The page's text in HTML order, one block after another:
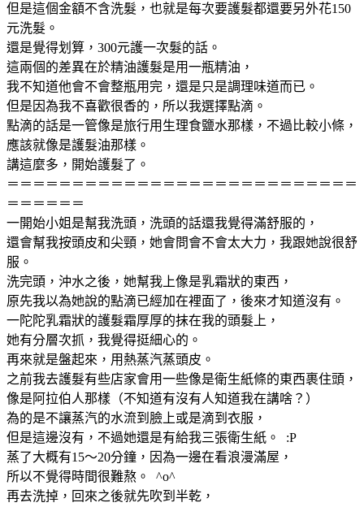
但是這個金額不含洗髮，也就是每次要護髮都還要另外花150
元洗髮。
還是覺得划算，300元護一次髮的話。
這兩個的差異在於精油護髮是用一瓶精油，
我不知道他會不會整瓶用完，還是只是調理味道而已。
但是因為我不喜歡很香的，所以我選擇點滴。
點滴的話是一管像是旅行用生理食鹽水那樣，不過比較小條，
應該就像是護髮油那樣。
講這麼多，開始護髮了。
＝＝＝＝＝＝＝＝＝＝＝＝＝＝＝＝＝＝＝＝＝＝＝＝＝＝＝
＝＝＝＝＝＝
一開始小姐是幫我洗頭，洗頭的話還我覺得滿舒服的，
還會幫我按頭皮和尖頸，她會問會不會太大力，我跟她說很舒
服。
洗完頭，沖水之後，她幫我上像是乳霜狀的東西，
原先我以為她說的點滴已經加在裡面了，後來才知道沒有。
一陀陀乳霜狀的護髮霜厚厚的抹在我的頭髮上，
她有分層次抓，我覺得挺細心的。
再來就是盤起來，用熱蒸汽蒸頭皮。
之前我去護髮有些店家會用一些像是衛生紙條的東西裹住頭，
像是阿拉伯人那樣（不知道有沒有人知道我在講啥？）
為的是不讓蒸汽的水流到臉上或是滴到衣服，
但是這邊沒有，不過她還是有給我三張衛生紙。 :P
蒸了大概有15～20分鐘，因為一邊在看浪漫滿屋，
所以不覺得時間很難熬。 ^o^
再去洗掉，回來之後就先吹到半乾，